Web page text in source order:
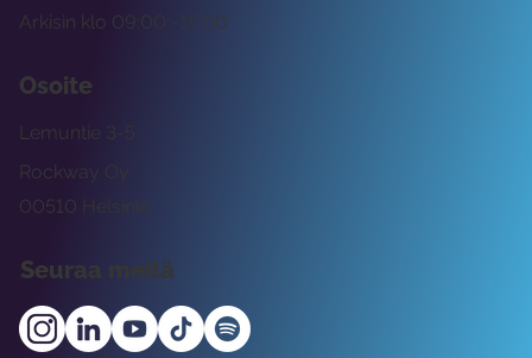
Arkisin klo 09:00 -15:00
Osoite
Rockway Oy
Lemuntie 3-5
00510 Helsinki
Seuraa meitä